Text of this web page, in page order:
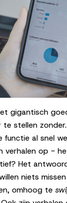
gigantisch
stellen
al snel
verhalen op -
Het
niets
omhoog te